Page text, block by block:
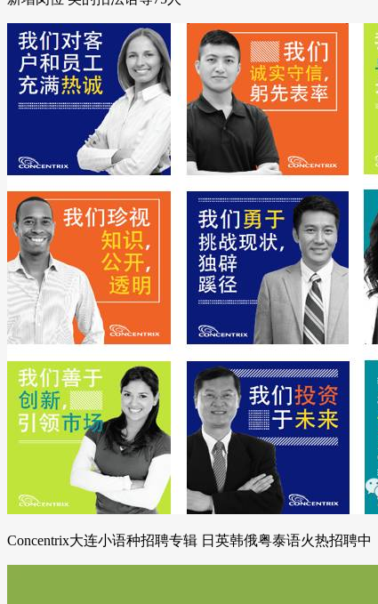
Concentrix大连小语种招聘专辑 日英韩俄粤泰语火热招聘中